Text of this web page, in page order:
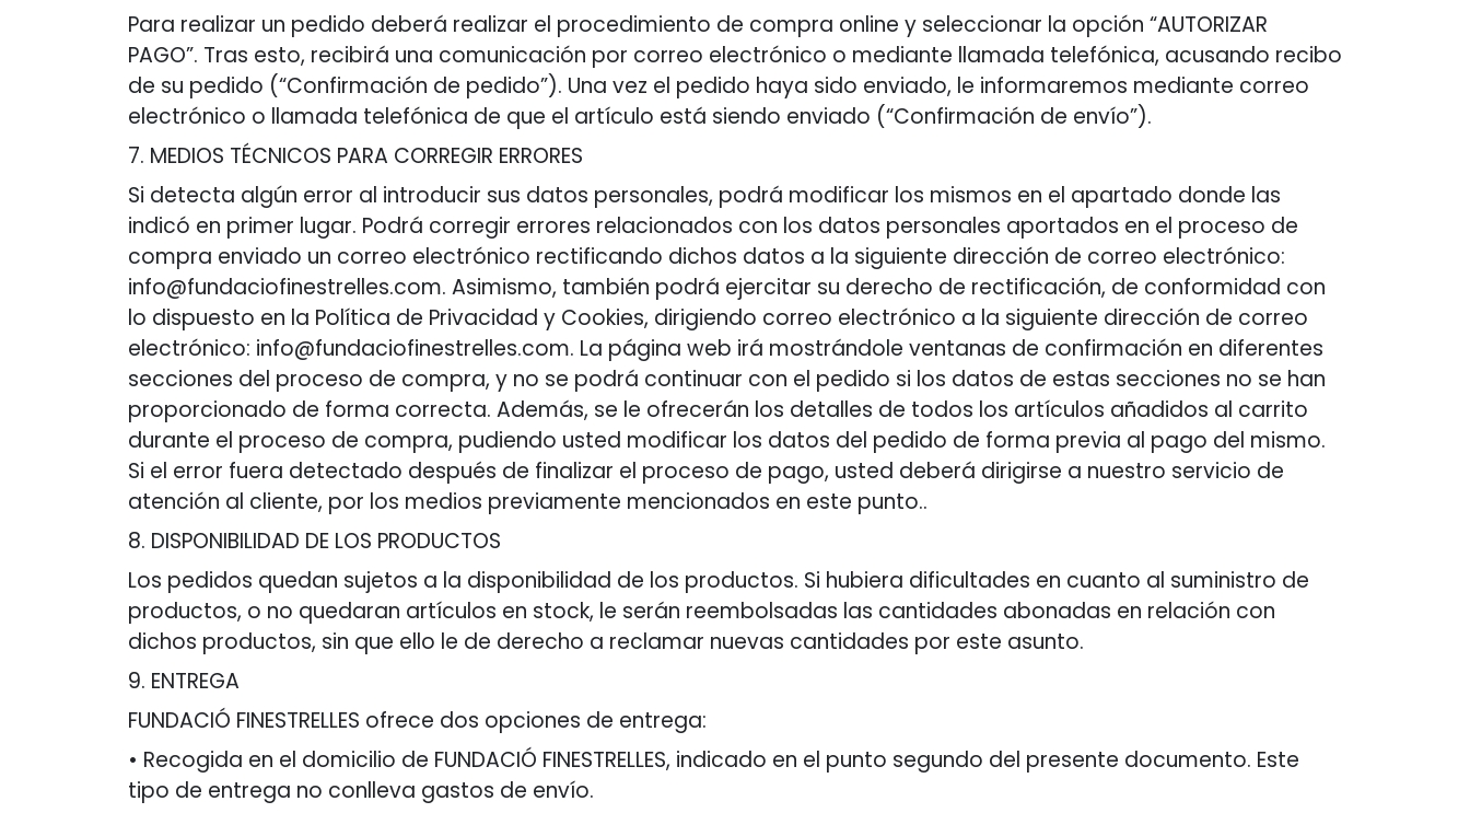
Para realizar un pedido deberá realizar el procedimiento de compra online y seleccionar la opción “AUTORIZAR
PAGO”. Tras esto, recibirá una comunicación por correo electrónico o mediante llamada telefónica, acusando recibo
de su pedido (“Confirmación de pedido”). Una vez el pedido haya sido enviado, le informaremos mediante correo
electrónico o llamada telefónica de que el artículo está siendo enviado (“Confirmación de envío”).
7. MEDIOS TÉCNICOS PARA CORREGIR ERRORES
Si detecta algún error al introducir sus datos personales, podrá modificar los mismos en el apartado donde las
indicó en primer lugar. Podrá corregir errores relacionados con los datos personales aportados en el proceso de
compra enviado un correo electrónico rectificando dichos datos a la siguiente dirección de correo electrónico:
info@fundaciofinestrelles.com. Asimismo, también podrá ejercitar su derecho de rectificación, de conformidad con
lo dispuesto en la Política de Privacidad y Cookies, dirigiendo correo electrónico a la siguiente dirección de correo
electrónico: info@fundaciofinestrelles.com. La página web irá mostrándole ventanas de confirmación en diferentes
secciones del proceso de compra, y no se podrá continuar con el pedido si los datos de estas secciones no se han
proporcionado de forma correcta. Además, se le ofrecerán los detalles de todos los artículos añadidos al carrito
durante el proceso de compra, pudiendo usted modificar los datos del pedido de forma previa al pago del mismo.
Si el error fuera detectado después de finalizar el proceso de pago, usted deberá dirigirse a nuestro servicio de
atención al cliente, por los medios previamente mencionados en este punto..
8. DISPONIBILIDAD DE LOS PRODUCTOS
Los pedidos quedan sujetos a la disponibilidad de los productos. Si hubiera dificultades en cuanto al suministro de
productos, o no quedaran artículos en stock, le serán reembolsadas las cantidades abonadas en relación con
dichos productos, sin que ello le de derecho a reclamar nuevas cantidades por este asunto.
9. ENTREGA
FUNDACIÓ FINESTRELLES ofrece dos opciones de entrega:
• Recogida en el domicilio de FUNDACIÓ FINESTRELLES, indicado en el punto segundo del presente documento. Este
tipo de entrega no conlleva gastos de envío.